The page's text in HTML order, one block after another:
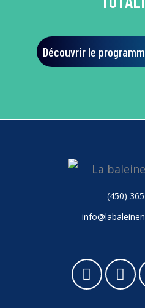
Découvrir le
(450)